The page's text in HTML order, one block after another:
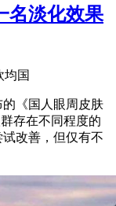
名淡化效果
均国
《国人眼周皮肤
存在不同程度的
改善，但仅有不